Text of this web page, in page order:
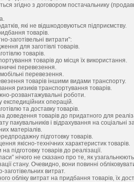
згідно з договором постачальнику
які не відшкодовуються підприємству.
товарів.
заготівельні витрати”:
для заготівлі товарів.
товарів.
товарів до місця їх використання.
перевезення.
перевезення.
товарів іншими видами транспорту.
ризиків транспортування товарів.
розвантажувальні роботи.
операцій.
та доставку товарів.
доведення товарів до придатного для
пакувальників і відрахування на соціальні
матеріалів.
підготовку товарів.
якісно-технічних характеристик товарів.
підготовку товарів до реалізації.
нічого не сказано про те, як
стану. Очевидно, вони повинні
витрат.
обліку витрат на придбання товарів, їх